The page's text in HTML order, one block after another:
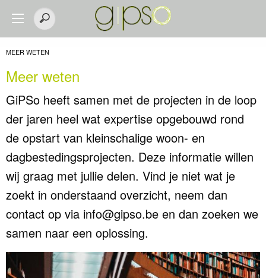
MEER WETEN
Meer weten
GiPSo heeft samen met de projecten in de loop
der jaren heel wat expertise opgebouwd rond
de opstart van kleinschalige woon- en
dagbestedingsprojecten. Deze informatie willen
wij graag met jullie delen. Vind je niet wat je
zoekt in onderstaand overzicht, neem dan
contact op via info@gipso.be en dan zoeken we
samen naar een oplossing.